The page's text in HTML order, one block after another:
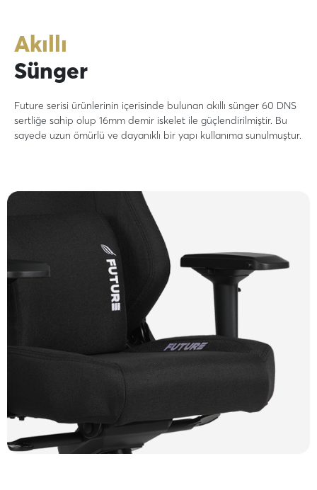
Akıllı
Sünger
Future serisi ürünlerinin içerisinde bulunan akıllı sünger 60 DNS
sertliğe sahip olup 16mm demir iskelet ile güçlendirilmiştir. Bu
sayede uzun ömürlü ve dayanıklı bir yapı kullanıma sunulmuştur.